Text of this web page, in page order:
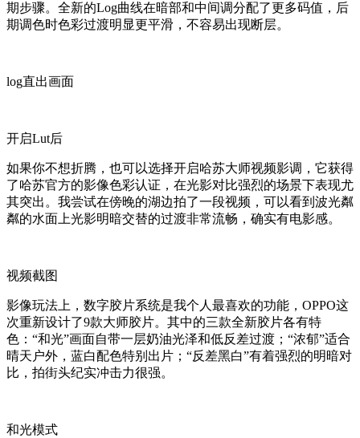
期步骤。全新的Log曲线在暗部和中间调分配了更多码值，后
期调色时色彩过渡明显更平滑，不容易出现断层。
log直出画面
开启Lut后
如果你不想折腾，也可以选择开启哈苏大师视频影调，它获得
了哈苏官方的影像色彩认证，在光影对比强烈的场景下表现尤
其突出。我尝试在傍晚的湖边拍了一段视频，可以看到波光粼
粼的水面上光影明暗交替的过渡非常流畅，确实有电影感。
视频截图
影像玩法上，数字胶片系统是我个人最喜欢的功能，OPPO这
次重新设计了9款大师胶片。其中的三款全新胶片各有特
色：“和光”画面自带一层奶油光泽和低反差过渡；“浓郁”适合
晴天户外，蓝白配色特别出片；“反差黑白”有着强烈的明暗对
比，拍街头纪实冲击力很强。
和光模式